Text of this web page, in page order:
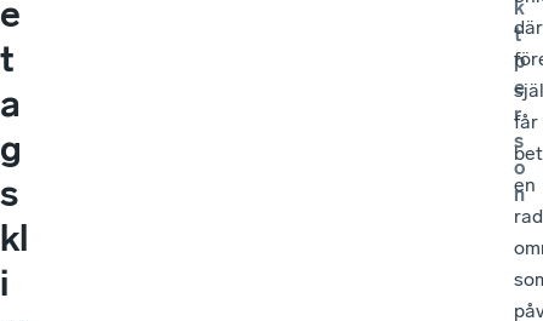
e
t
a
g
s
kl
i
k
t
p
e
r
s
o
n
där
får
en
rad